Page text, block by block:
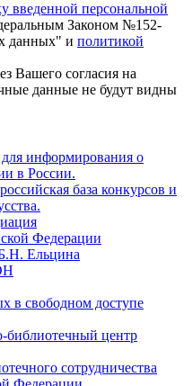
введенной персональной
Законом №152-
данных" и политикой
Вашего согласия на
данные не будут видны